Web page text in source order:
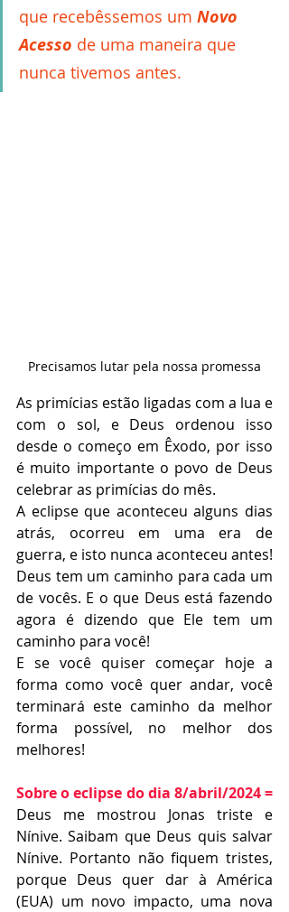
que recebêssemos um Novo
Acesso de uma maneira que
nunca tivemos antes.
Precisamos lutar pela nossa promessa
As primícias estão ligadas com a lua e
com o sol, e Deus ordenou isso
desde o começo em Êxodo, por isso
é muito importante o povo de Deus
celebrar as primícias do mês.
A eclipse que aconteceu alguns dias
atrás, ocorreu em uma era de
Deus tem um caminho para cada um
de vocês. E o que Deus está fazendo
agora é dizendo que Ele tem um
caminho para você!
E se você quiser começar hoje a
forma como você quer andar, você
terminará este caminho da melhor
forma possível, no melhor dos
melhores!
Sobre o eclipse do dia 8/abril/2024 =
Deus me mostrou Jonas triste e
Nínive. Saibam que Deus quis salvar
Nínive. Portanto não fiquem tristes,
porque Deus quer dar à América
(EUA) um novo impacto, uma nova